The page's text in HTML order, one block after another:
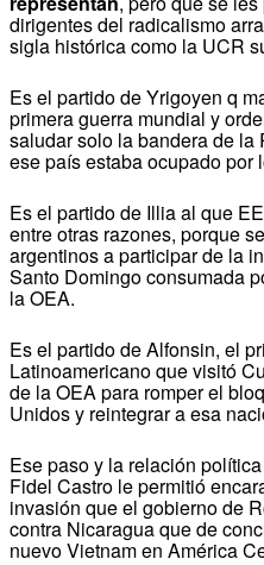
dirigentes del radicalismo
sigla histórica como la UCR
Es el partido de Yrigoyen q
primera guerra mundial y
saludar solo la bandera de
ese país estaba ocupado por
Es el partido de Illia al que
entre otras razones, porque
argentinos a participar de la
Santo Domingo consumada
la OEA.
Es el partido de Alfonsin, el
Latinoamericano que visitó
de la OEA para romper el
Unidos y reintegrar a esa
Ese paso y la relación
Fidel Castro le permitió
invasión que el gobierno de
contra Nicaragua que de
nuevo Vietnam en América